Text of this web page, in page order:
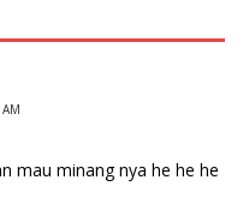
mau minang nya he he he